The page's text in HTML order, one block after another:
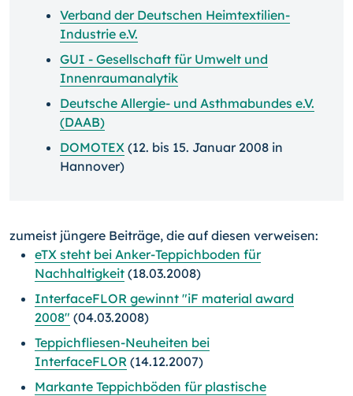
Verband der Deutschen Heimtextilien-
Industrie e.V.
GUI - Gesellschaft für Umwelt und
Innenraumanalytik
Deutsche Allergie- und Asthmabundes e.V.
(DAAB)
DOMOTEX (12. bis 15. Januar 2008 in
Hannover)
zumeist jüngere Beiträge, die auf diesen verweisen:
eTX steht bei Anker-Teppichboden für
Nachhaltigkeit (18.03.2008)
InterfaceFLOR gewinnt "iF material award
2008" (04.03.2008)
Teppichfliesen-Neuheiten bei
InterfaceFLOR (14.12.2007)
Markante Teppichböden für plastische